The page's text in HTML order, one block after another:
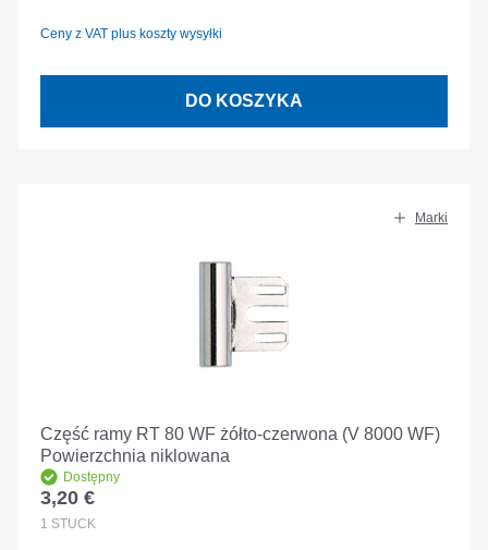
Ceny z VAT plus koszty wysyłki
DO KOSZYKA
Marki
Część ramy RT 80 WF żółto-czerwona (V 8000 WF)
Powierzchnia niklowana
Dostępny
Cena regularna:
3,20 €
1 STÜCK